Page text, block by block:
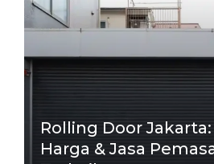
Rolling Door
Harga & Jasa